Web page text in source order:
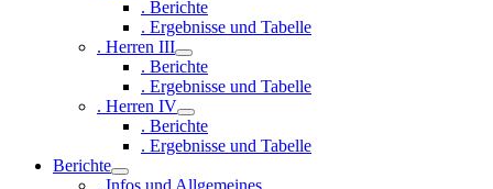
. Berichte
. Ergebnisse und Tabelle
. Herren III
. Berichte
. Ergebnisse und Tabelle
. Herren IV
. Berichte
. Ergebnisse und Tabelle
Berichte
. Infos und Allgemeines